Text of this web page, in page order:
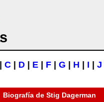
C D E F G H I J
Biografía de Stig Dagerman